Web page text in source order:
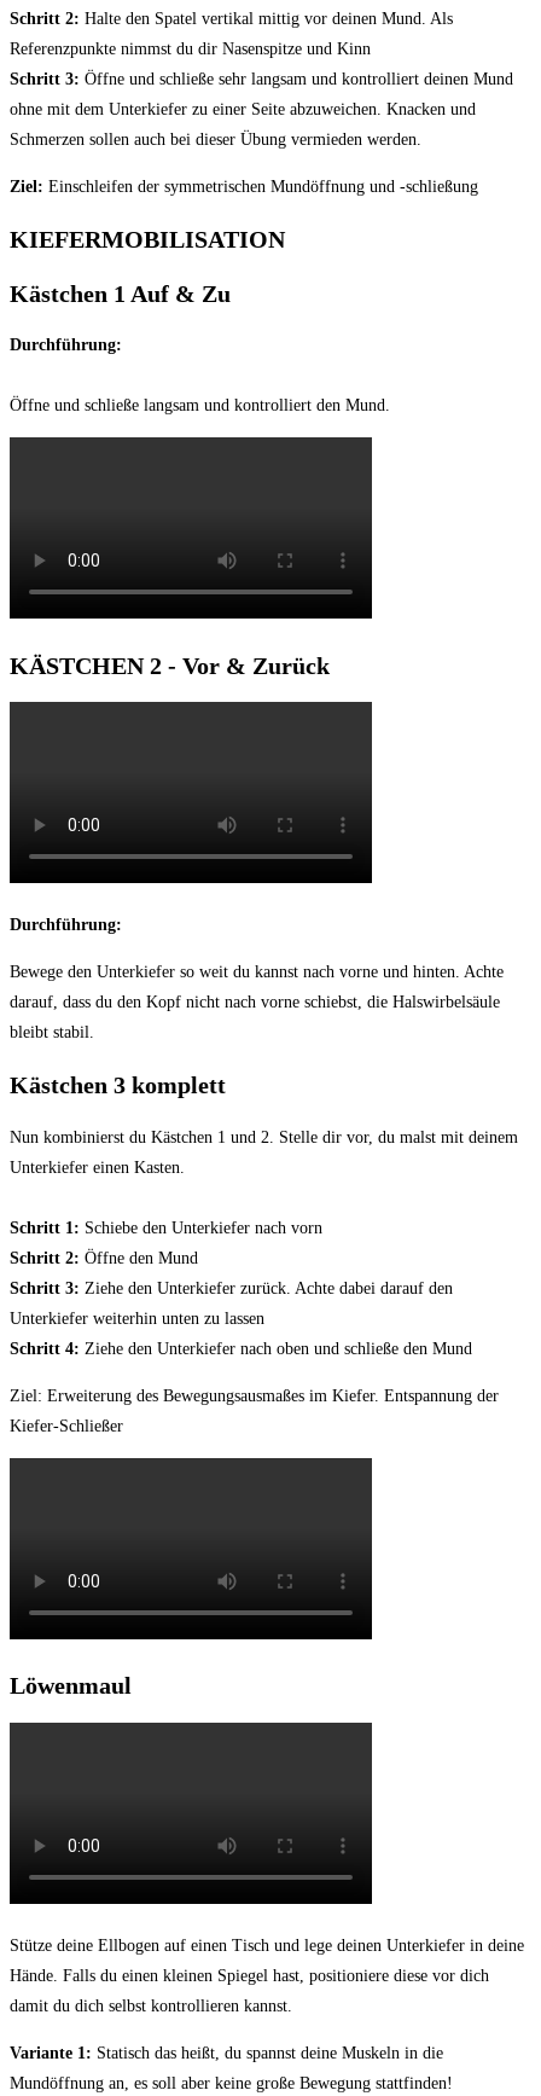
Schritt 2: Halte den Spatel vertikal mittig vor deinen Mund. Als
Referenzpunkte nimmst du dir Nasenspitze und Kinn
Schritt 3: Öffne und schließe sehr langsam und kontrolliert deinen Mund
ohne mit dem Unterkiefer zu einer Seite abzuweichen. Knacken und
Schmerzen sollen auch bei dieser Übung vermieden werden.
Ziel: Einschleifen der symmetrischen Mundöffnung und -schließung
KIEFERMOBILISATION
Kästchen 1 Auf & Zu
Durchführung:
Öffne und schließe langsam und kontrolliert den Mund.
KÄSTCHEN 2 - Vor & Zurück
Durchführung:
Bewege den Unterkiefer so weit du kannst nach vorne und hinten. Achte
darauf, dass du den Kopf nicht nach vorne schiebst, die Halswirbelsäule
bleibt stabil.
Kästchen 3 komplett
Nun kombinierst du Kästchen 1 und 2. Stelle dir vor, du malst mit deinem
Unterkiefer einen Kasten.
Schritt 1: Schiebe den Unterkiefer nach vorn
Schritt 2: Öffne den Mund
Schritt 3: Ziehe den Unterkiefer zurück. Achte dabei darauf den
Unterkiefer weiterhin unten zu lassen
Schritt 4: Ziehe den Unterkiefer nach oben und schließe den Mund
Ziel: Erweiterung des Bewegungsausmaßes im Kiefer. Entspannung der
Kiefer-Schließer
Löwenmaul
Stütze deine Ellbogen auf einen Tisch und lege deinen Unterkiefer in deine
Hände. Falls du einen kleinen Spiegel hast, positioniere diese vor dich
damit du dich selbst kontrollieren kannst.
Variante 1: Statisch das heißt, du spannst deine Muskeln in die
Mundöffnung an, es soll aber keine große Bewegung stattfinden!